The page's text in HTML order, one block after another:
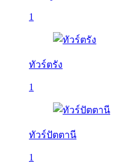
1
ทัวร์ตรัง
1
ทัวร์ปัตตานี
1